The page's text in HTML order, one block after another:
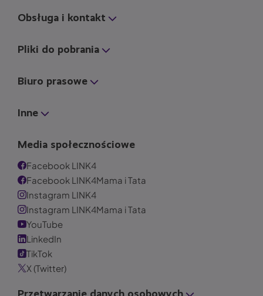
Obsługa i kontakt
Pliki do pobrania
Biuro prasowe
Inne
Media społecznościowe
Facebook LINK4
Facebook LINK4Mama i Tata
Instagram LINK4
Instagram LINK4Mama i Tata
YouTube
LinkedIn
TikTok
X (Twitter)